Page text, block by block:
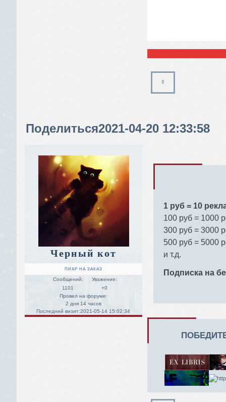
0
Поделиться2021-04-20 12:33:58
Черный кот
ПИАР НА ЗАКАЗ
Сообщений:
1101
Уважение:
+0
Провел на форуме:
2 дня 14 часов
Последний визит:2021-05-14 15:02:34
1 руб = 10
100 руб = 1000
300 руб = 3000
500 руб = 5000
и т.д.
Подписка на